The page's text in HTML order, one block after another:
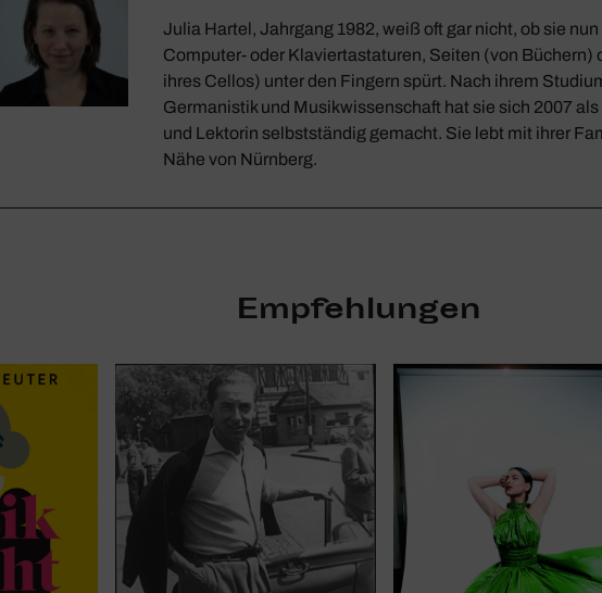
Julia Hartel, Jahrgang 1982, weiß oft gar nicht, ob sie
Computer- oder Klaviertastaturen, Seiten (von Büchern)
ihres Cellos) unter den Fingern spürt. Nach ihrem
Germanistik und Musikwissenschaft hat sie sich 2007
und Lektorin selbstständig gemacht. Sie lebt mit ihrer
Nähe von Nürnberg.
Empfehlungen